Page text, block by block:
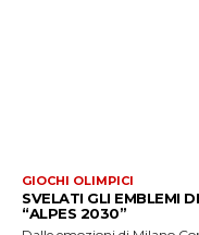
GIOCHI OLIMPICI
SVELATI GLI EMBLEMI
“ALPES 2030”